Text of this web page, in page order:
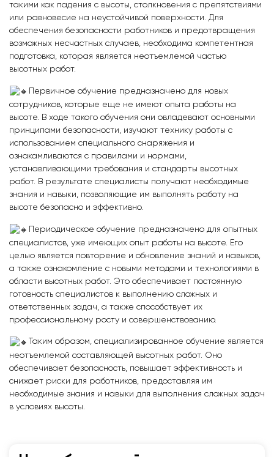
такими как падения с высоты, столкновения с препятствиями
или равновесие на неустойчивой поверхности. Для
обеспечения безопасности работников и предотвращения
возможных несчастных случаев, необходима компетентная
подготовка, которая является неотъемлемой частью
высотных работ.
Первичное обучение предназначено для новых
сотрудников, которые еще не имеют опыта работы на
высоте. В ходе такого обучения они овладевают основными
принципами безопасности, изучают технику работы с
использованием специального снаряжения и
ознакамливаются с правилами и нормами,
устанавливающими требования и стандарты высотных
работ. В результате специалисты получают необходимые
знания и навыки, позволяющие им выполнять работу на
высоте безопасно и эффективно.
Периодическое обучение предназначено для опытных
специалистов, уже имеющих опыт работы на высоте. Его
целью является повторение и обновление знаний и навыков,
а также ознакомление с новыми методами и технологиями в
области высотных работ. Это обеспечивает постоянную
готовность специалистов к выполнению сложных и
ответственных задач, а также способствует их
профессиональному росту и совершенствованию.
Таким образом, специализированное обучение является
неотъемлемой составляющей высотных работ. Оно
обеспечивает безопасность, повышает эффективность и
снижает риски для работников, предоставляя им
необходимые знания и навыки для выполнения сложных задач
в условиях высоты.